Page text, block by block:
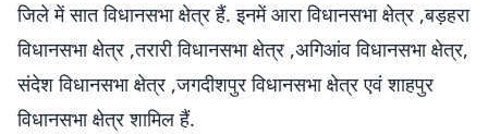
जिले में सात विधानसभा क्षेत्र हैं. इनमें आरा विधानसभा क्षेत्र ,बड़हरा
विधानसभा क्षेत्र ,तरारी विधानसभा क्षेत्र ,अगिआंव विधानसभा क्षेत्र,
संदेश विधानसभा क्षेत्र ,जगदीशपुर विधानसभा क्षेत्र एवं शाहपुर
विधानसभा क्षेत्र शामिल हैं.